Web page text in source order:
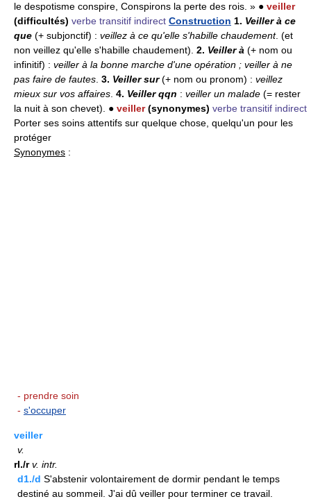
le despotisme conspire, Conspirons la perte des rois. » ● veiller
(difficultés) verbe transitif indirect Construction 1. Veiller à ce
que (+ subjonctif) : veillez à ce qu'elle s'habille chaudement. (et
non veillez qu'elle s'habille chaudement). 2. Veiller à (+ nom ou
infinitif) : veiller à la bonne marche d'une opération ; veiller à ne
pas faire de fautes. 3. Veiller sur(+ nom ou pronom) : veillez
mieux sur vos affaires. 4. Veiller qqn : veiller un malade (= rester
la nuit à son chevet). ● veiller(synonymes) verbe transitif indirect
Porter ses soins attentifs sur quelque chose, quelqu'un pour les
protéger
Synonymes :
- prendre soin
- s'occuper
veiller
v.
rI./r v. intr.
d1./d S'abstenir volontairement de dormir pendant le temps
destiné au sommeil. J'ai dû veiller pour terminer ce travail.